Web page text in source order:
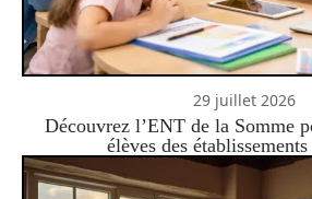
29 juillet 2026
Découvrez l’ENT de la Somme
élèves des